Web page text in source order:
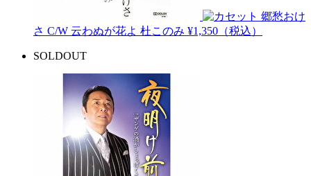
郷愁おけ
さ C/W 云わぬが花よ 杜このみ ¥1,350（税込）
SOLDOUT